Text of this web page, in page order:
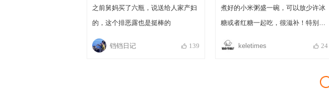
之前舅妈买了六瓶，说送给人家产妇
的，这个排恶露也是挺棒的
铛铛日记 139
煮好的小米粥盛一碗，可以放少许冰
糖或者红糖一起吃，很滋补！特别适
keletimes
24